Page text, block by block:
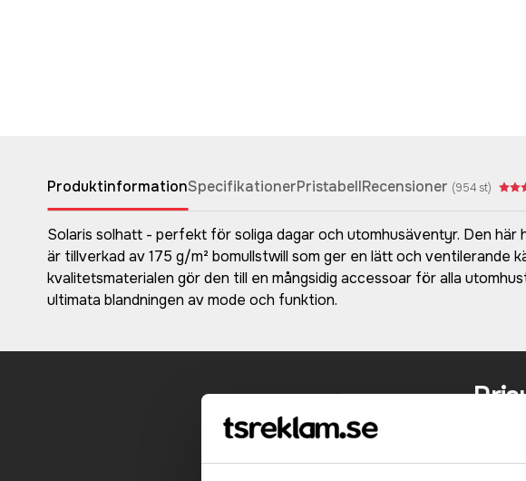
ProduktinformationSpecifikationerPristabellRecensioner (954 st)
Solaris solhatt - perfekt för soliga dagar och utomhusäventyr. Den
är tillverkad av 175 g/m² bomullstwill som ger en lätt och ventilerande
kvalitetsmaterialen gör den till en mångsidig accessoar för alla
ultimata blandningen av mode och funktion.
Kontakta oss här för